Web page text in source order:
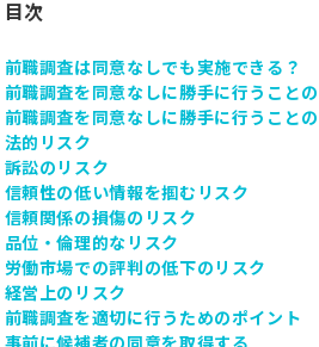
目次
前職調査は同意なしでも実施できる？
前職調査を同意なしに勝手に行うこと
前職調査を同意なしに勝手に行うこと
法的リスク
訴訟のリスク
信頼性の低い情報を掴むリスク
信頼関係の損傷のリスク
品位・倫理的なリスク
労働市場での評判の低下のリスク
経営上のリスク
前職調査を適切に行うためのポイント
事前に候補者の同意を取得する